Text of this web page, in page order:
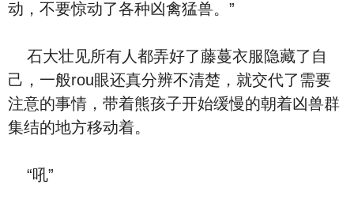
动，不要惊动了各种凶禽猛兽。”
石大壮见所有人都弄好了藤蔓衣服隐藏了自
己，一般rou眼还真分辨不清楚，就交代了需要
注意的事情，带着熊孩子开始缓慢的朝着凶兽群
集结的地方移动着。
“吼”